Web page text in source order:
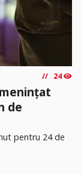
24
de
pentru 24 de